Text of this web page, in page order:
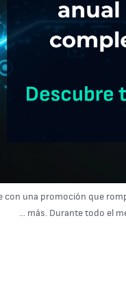
con una promoción que
más. Durante todo el